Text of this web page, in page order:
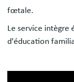
fœtale.
Le service intègre
d'éducation